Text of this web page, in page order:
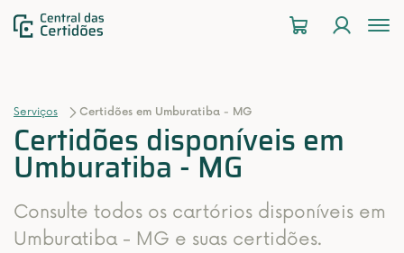
Serviços Certidões em Umburatiba - MG
Certidões disponíveis em
Umburatiba - MG
Consulte todos os cartórios disponíveis em
Umburatiba - MG e suas certidões.